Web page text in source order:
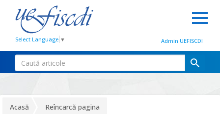
Select Language ▼ Admin UEFISCDI
Acasă Reîncarcă pagina